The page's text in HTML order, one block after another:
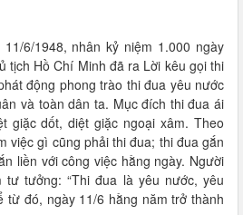
6/1948, nhân kỷ niệm 1.000 ngày
tịch Hồ Chí Minh đã ra Lời kêu gọi thi
động phong trào thi đua yêu nước
và toàn dân ta. Mục đích thi đua ái
giặc dốt, diệt giặc ngoại xâm. Theo
việc gì cũng phải thi đua; thi đua gắn
liền với công việc hằng ngày. Người
tưởng: “Thi đua là yêu nước, yêu
từ đó, ngày 11/6 hằng năm trở thành